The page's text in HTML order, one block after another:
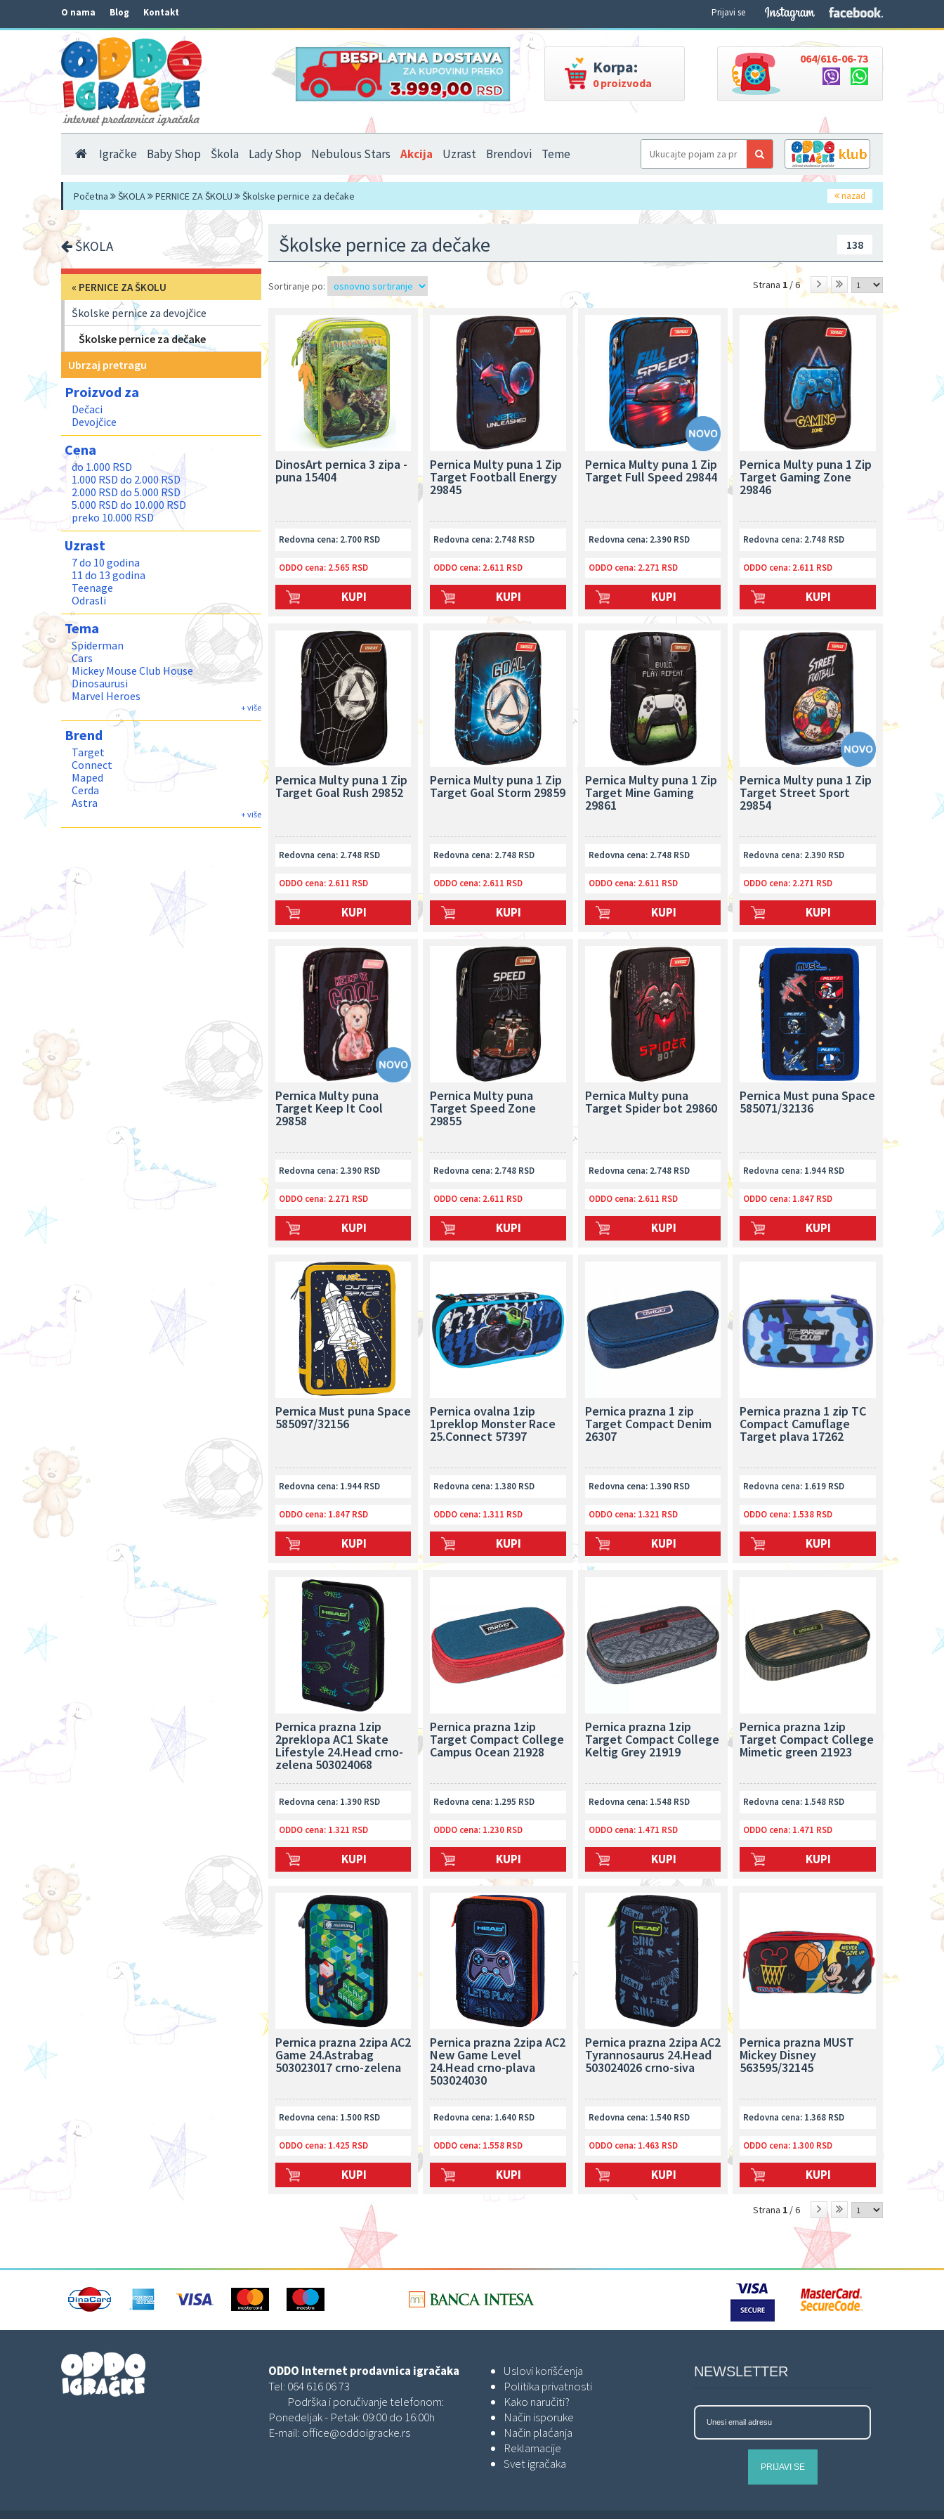
O nama Blog Kontakt Prijavi se
Korpa:
0 proizvoda
064/616-06-73
Igračke Baby Shop Škola Lady Shop Nebulous Stars Akcija Uzrast Brendovi Teme
Početna ŠKOLA PERNICE ZA ŠKOLU Školske pernice za dečake nazad
ŠKOLA
« PERNICE ZA ŠKOLU
Školske pernice za devojčice
Školske pernice za dečake
Ubrzaj pretragu
Proizvod za
Dečaci
Devojčice
Cena
do 1.000 RSD
1.000 RSD do 2.000 RSD
2.000 RSD do 5.000 RSD
5.000 RSD do 10.000 RSD
preko 10.000 RSD
Uzrast
7 do 10 godina
11 do 13 godina
Teenage
Odrasli
Tema
Spiderman
Cars
Mickey Mouse Club House
Dinosaurusi
Marvel Heroes
Harry Potter
Nebulous Stars škola
+ više
Brend
Target
Connect
Maped
Cerda
Astra
Nebulous Stars
+ više
Školske pernice za dečake 138
Strana 1/ 6
Sortiranje po:
DinosArt pernica 3 zipa -
puna 15404
Redovna cena: 2.700 RSD
ODDO cena:2.565 RSD
KUPI
Pernica Multy puna 1 Zip
Target Football Energy
29845
Redovna cena: 2.748 RSD
ODDO cena: 2.611 RSD
KUPI
Pernica Multy puna 1 Zip
Target Full Speed 29844
Redovna cena: 2.390 RSD
ODDO cena:2.271 RSD
KUPI
Pernica Multy puna 1 Zip
Target Gaming Zone
29846
Redovna cena: 2.748 RSD
ODDO cena: 2.611 RSD
KUPI
Pernica Multy puna 1 Zip
Target Goal Rush 29852
Redovna cena: 2.748 RSD
ODDO cena:2.611 RSD
KUPI
Pernica Multy puna 1 Zip
Target Goal Storm 29859
Redovna cena: 2.748 RSD
ODDO cena: 2.611 RSD
KUPI
Pernica Multy puna 1 Zip
Target Mine Gaming
29861
Redovna cena: 2.748 RSD
ODDO cena:2.611 RSD
KUPI
Pernica Multy puna 1 Zip
Target Street Sport
29854
Redovna cena: 2.390 RSD
ODDO cena: 2.271 RSD
KUPI
Pernica Multy puna
Target Keep It Cool
29858
Redovna cena: 2.390 RSD
ODDO cena:2.271 RSD
KUPI
Pernica Multy puna
Target Speed Zone
29855
Redovna cena: 2.748 RSD
ODDO cena: 2.611 RSD
KUPI
Pernica Multy puna
Target Spider bot 29860
Redovna cena: 2.748 RSD
ODDO cena:2.611 RSD
KUPI
Pernica Must puna Space
585071/32136
Redovna cena: 1.944 RSD
ODDO cena: 1.847 RSD
KUPI
Pernica Must puna Space
585097/32156
Redovna cena: 1.944 RSD
ODDO cena:1.847 RSD
KUPI
Pernica ovalna 1zip
1preklop Monster Race
25.Connect 57397
Redovna cena: 1.380 RSD
ODDO cena: 1.311 RSD
KUPI
Pernica prazna 1 zip
Target Compact Denim
26307
Redovna cena: 1.390 RSD
ODDO cena:1.321 RSD
KUPI
Pernica prazna 1 zip TC
Compact Camuflage
Target plava 17262
Redovna cena: 1.619 RSD
ODDO cena: 1.538 RSD
KUPI
Pernica prazna 1zip
2preklopa AC1 Skate
Lifestyle 24.Head crno-
zelena 503024068
Redovna cena: 1.390 RSD
ODDO cena:1.321 RSD
KUPI
Pernica prazna 1zip
Target Compact College
Campus Ocean 21928
Redovna cena: 1.295 RSD
ODDO cena: 1.230 RSD
KUPI
Pernica prazna 1zip
Target Compact College
Keltig Grey 21919
Redovna cena: 1.548 RSD
ODDO cena:1.471 RSD
KUPI
Pernica prazna 1zip
Target Compact College
Mimetic green 21923
Redovna cena: 1.548 RSD
ODDO cena: 1.471 RSD
KUPI
Pernica prazna 2zipa AC2
Game 24.Astrabag
503023017 crno-zelena
Redovna cena: 1.500 RSD
ODDO cena:1.425 RSD
KUPI
Pernica prazna 2zipa AC2
New Game Level
24.Head crno-plava
503024030
Redovna cena: 1.640 RSD
ODDO cena: 1.558 RSD
KUPI
Pernica prazna 2zipa AC2
Tyrannosaurus 24.Head
503024026 crno-siva
Redovna cena: 1.540 RSD
ODDO cena:1.463 RSD
KUPI
Pernica prazna MUST
Mickey Disney
563595/32145
Redovna cena: 1.368 RSD
ODDO cena: 1.300 RSD
KUPI
Strana 1/ 6
ODDO Internet prodavnica igračaka
Tel: 064 616 06 73
Podrška i poručivanje telefonom:
Ponedeljak - Petak: 09:00 do 16:00h
E-mail: office@oddoigracke.rs
Uslovi korišćenja
Politika privatnosti
Kako naručiti?
Način isporuke
Način plaćanja
Reklamacije
Svet igračaka
NEWSLETTER
PRIJAVI SE